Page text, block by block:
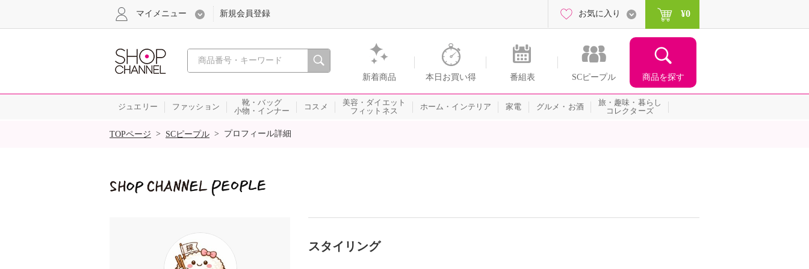
心おどる、瞬間を。通販・テレビショッピングのショップチャンネル
新着商品 本日お買い得 番組表 SCピープル 商品を探す
マイメニュー 新規会員登録 お気に入り ¥0
ジュエリー ファッション
靴・バッグ
小物・インナー
コスメ
美容・ダイエット
フィットネス
ホーム・インテリア 家電 グルメ・お酒
旅・趣味・暮らし
コレクターズ
SALE
TOPページ > SCピープル > プロフィール詳細
スタイリング